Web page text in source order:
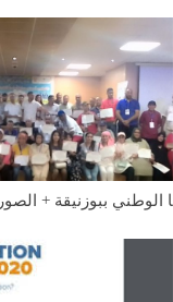
الوطني ببوزنيقة + الصور